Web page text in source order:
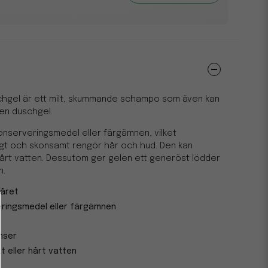
är ett milt, skummande schampo som även kan
duschgel.
eller färgämnen, vilket
och skonsamt rengör hår och hud. Den kan
vatten. Dessutom ger gelen ett generöst lödder
eller färgämnen
eller hårt vatten